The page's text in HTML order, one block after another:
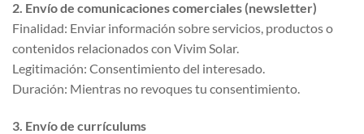
2. Envío de comunicaciones comerciales (newsletter)
Finalidad: Enviar información sobre servicios, productos o
contenidos relacionados con Vivim Solar.
Legitimación: Consentimiento del interesado.
Duración: Mientras no revoques tu consentimiento.
3. Envío de currículums